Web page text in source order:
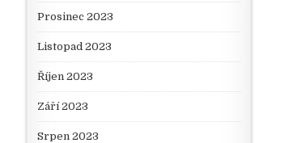
Prosinec 2023
Listopad 2023
Říjen 2023
Září 2023
Srpen 2023